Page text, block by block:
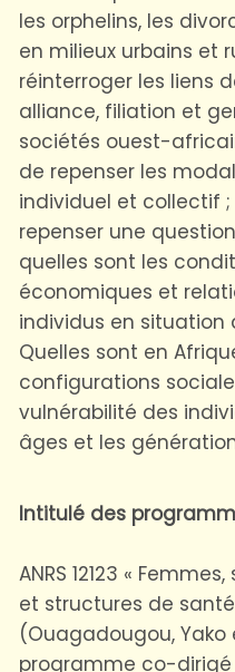
les orphelins, les
en milieux urbains et
réinterroger les liens
alliance, filiation et
sociétés ouest-
de repenser les
individuel et collectif ;
repenser une
quelles sont les
économiques et
individus en situation
Quelles sont en
configurations
vulnérabilité des
âges et les
Intitulé des
ANRS 12123 «
et structures de
(Ouagadougou,
programme co-dirigé